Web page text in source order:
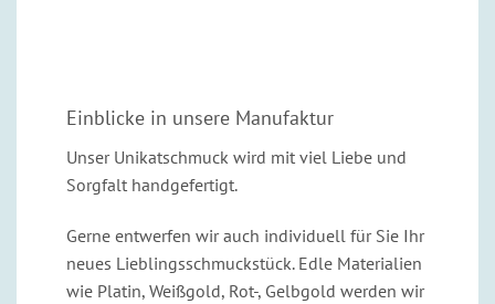
Einblicke in unsere Manufaktur
Unser Unikatschmuck wird mit viel Liebe und
Sorgfalt handgefertigt.
Gerne entwerfen wir auch individuell für Sie Ihr
neues Lieblingsschmuckstück. Edle Materialien
wie Platin, Weißgold, Rot-, Gelbgold werden wir